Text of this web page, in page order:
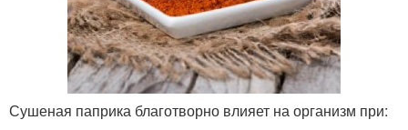
Сушеная паприка благотворно влияет на организм при: